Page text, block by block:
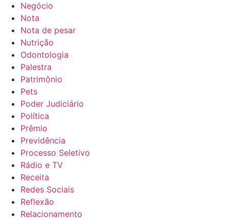
Negócio
Nota
Nota de pesar
Nutrição
Odontologia
Palestra
Patrimônio
Pets
Poder Judiciário
Política
Prêmio
Previdência
Processo Seletivo
Rádio e TV
Receita
Redes Sociais
Reflexão
Relacionamento